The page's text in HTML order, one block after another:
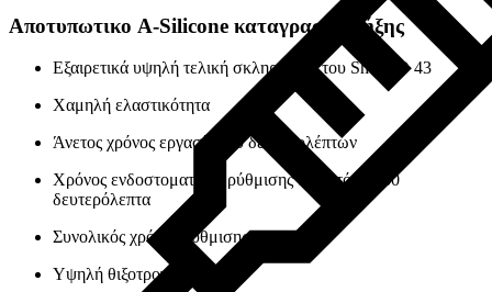
Αποτυπωτικο A-Silicone καταγραφής δήξης
Εξαιρετικά υψηλή τελική σκληρότητα του Shore-D 43
Χαμηλή ελαστικότητα
Άνετος χρόνος εργασίας 30 δευτερολέπτων
Χρόνος ενδοστοματικής ρύθμισης 1 λεπτό και 30
δευτερόλεπτα
Συνολικός χρόνος ρύθμισης 2 λεπτά
Υψηλή θιξοτροπικότητα